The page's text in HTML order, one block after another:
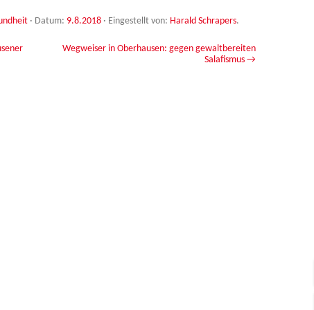
· Datum: 9.8.2018 · Eingestellt von: Harald Schrapers.
Wegweiser in Oberhausen: gegen gewaltbereiten
Salafismus →